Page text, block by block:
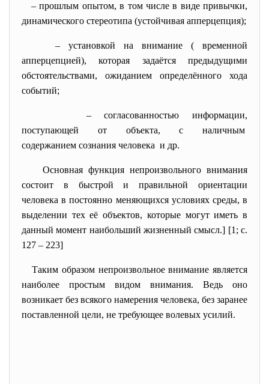
– прошлым опытом, в том числе в виде привычки,
динамического стереотипа (устойчивая апперцепция);
– установкой на внимание ( временной
апперцепцией), которая задаётся предыдущими
обстоятельствами, ожиданием определённого хода
событий;
– согласованностью информации,
поступающей от объекта, с наличным
содержанием сознания человека и др.
Основная функция непроизвольного внимания
состоит в быстрой и правильной ориентации
человека в постоянно меняющихся условиях среды, в
выделении тех её объектов, которые могут иметь в
данный момент наибольший жизненный смысл.] [1; c.
127 – 223]
Таким образом непроизвольное внимание является
наиболее простым видом внимания. Ведь оно
возникает без всякого намерения человека, без заранее
поставленной цели, не требующее волевых усилий.